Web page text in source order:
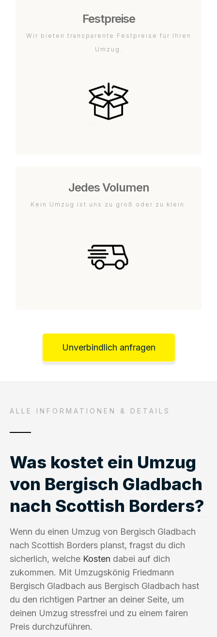
Festpreise
Wir bieten transparente Festpreise für Ihren
Umzug.
Jedes Volumen
Kein Umzug ist uns zu groß oder zu klein.
Unverbindlich anfragen
ALLE INFORMATIONEN & DETAILS
Was kostet ein Umzug
von Bergisch Gladbach
nach Scottish Borders?
Wenn du einen Umzug von Bergisch Gladbach
nach Scottish Borders planst, fragst du dich
sicherlich, welche Kosten dabei auf dich
zukommen. Mit Umzugskönig Friedmann
Bergisch Gladbach aus Bergisch Gladbach hast
du den richtigen Partner an deiner Seite, um
deinen Umzug stressfrei und zu einem fairen
Preis durchzuführen.